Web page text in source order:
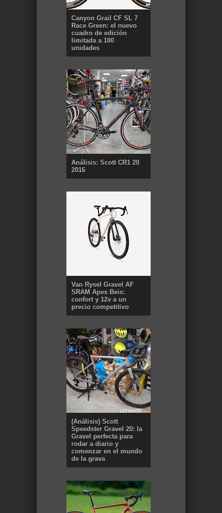
Canyon Grail CF SL 7
Race Green: el nuevo
cuadro de edición
limitada a 100
unidades
Análisis: Scott CR1 20
2016
Van Rysel Gravel AF
SRAM Apex Beis:
confort y 12v a un
precio competitivo
(Análisis) Scott
Speedster Gravel 20: la
Gravel perfecta para
rodar a diario y
comenzar en el mundo
de la grava